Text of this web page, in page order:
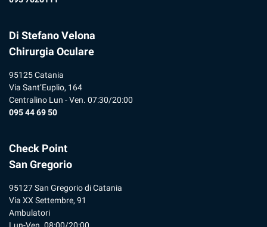
Di Stefano Velona
Chirurgia Oculare
95125 Catania
Via Sant’Euplio, 164
Centralino Lun - Ven. 07:30/20:00
095 44 69 50
Check Point
San Gregorio
95127 San Gregorio di Catania
Via XX Settembre, 91
Ambulatori